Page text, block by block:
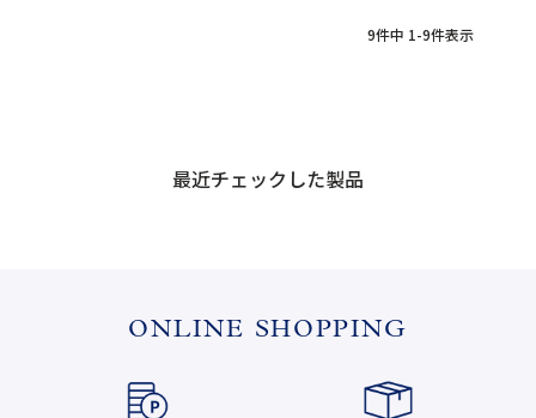
9件中 1-9件表示
最近チェックした製品
ONLINE SHOPPING